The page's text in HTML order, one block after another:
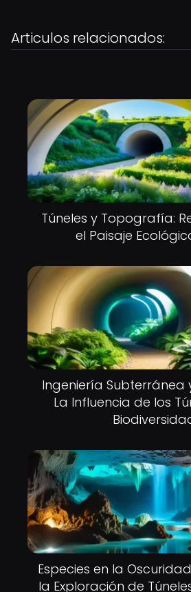
Articulos relacionados:
Túneles y Topografía:
el Paisaje
Ingeniería Subterránea
La Influencia de los
Especies en la
la Exploración de